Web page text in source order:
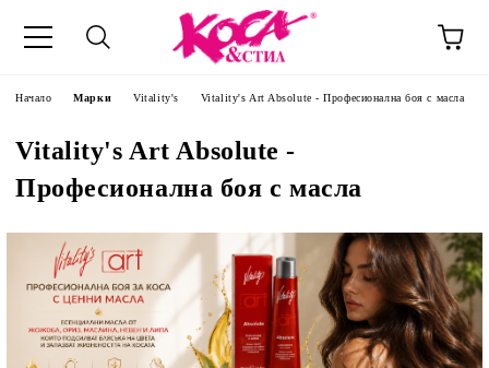
Начало Марки Vitality's Vitality's Art Absolute - Професионална боя с масла
Vitality's Art Absolute -
Професионална боя с масла